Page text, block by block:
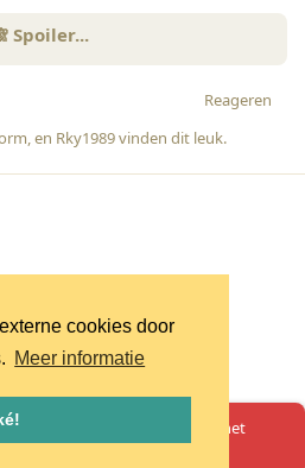
cookies door
Meer informatie
Reageren
, en Rky1989vinden dit leuk.
Herlaad de pagina en probeer het